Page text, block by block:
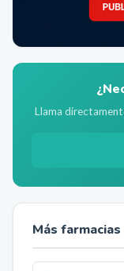
Llama
Más farmacias